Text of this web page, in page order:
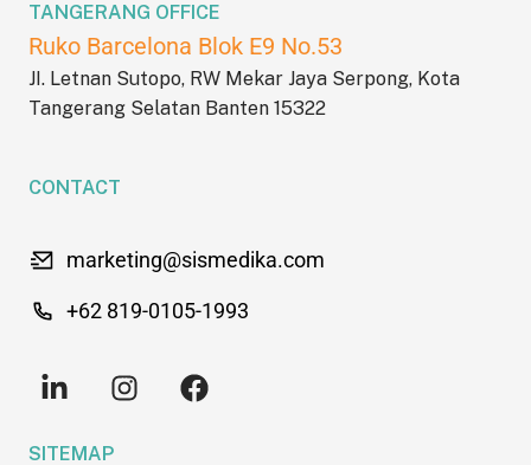
TANGERANG OFFICE
Ruko Barcelona Blok E9 No.53
JI. Letnan Sutopo, RW Mekar Jaya Serpong, Kota
Tangerang Selatan Banten 15322
CONTACT
marketing@sismedika.com
+62 819-0105-1993
SITEMAP